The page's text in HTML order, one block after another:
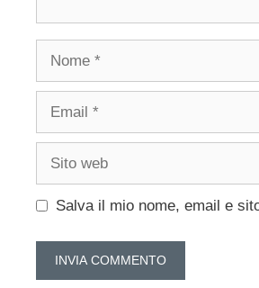
Nome
Email
Sito
Salva il mio nome, email e